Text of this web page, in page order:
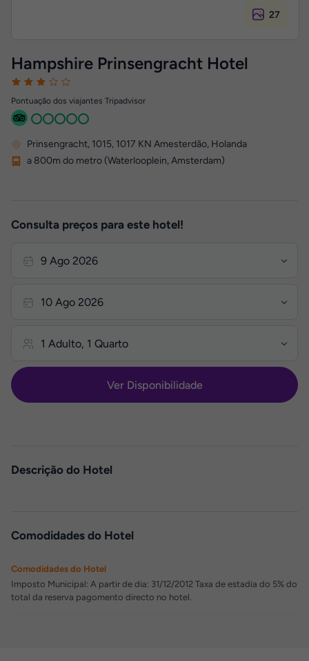
27
Hampshire Prinsengracht Hotel
Pontuação dos viajantes Tripadvisor
Prinsengracht, 1015, 1017 KN Amesterdão, Holanda
a 800m do metro (Waterlooplein, Amsterdam)
Consulta preços para este hotel!
Ver Disponibilidade
Descrição do Hotel
Comodidades do Hotel
Comodidades do Hotel
Imposto Municipal: A partir de dia: 31/12/2012 Taxa de estadia do 5% do
total da reserva pagomento directo no hotel.